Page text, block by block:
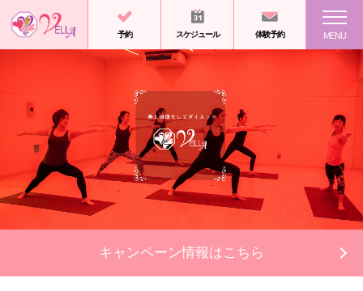
予約 スケジュール 体験予約 MENU
キャンペーン情報はこちら